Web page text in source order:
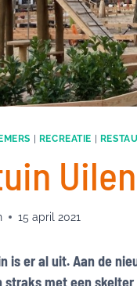
RECREATIE
15 april 2021
is er al uit. Aan de
straks met een